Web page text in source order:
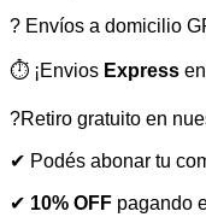
? Envíos a domicilio
⏱️ ¡Envios Express
?Retiro gratuito en
✔ Podés abonar tu
✔ 10% OFF pagando